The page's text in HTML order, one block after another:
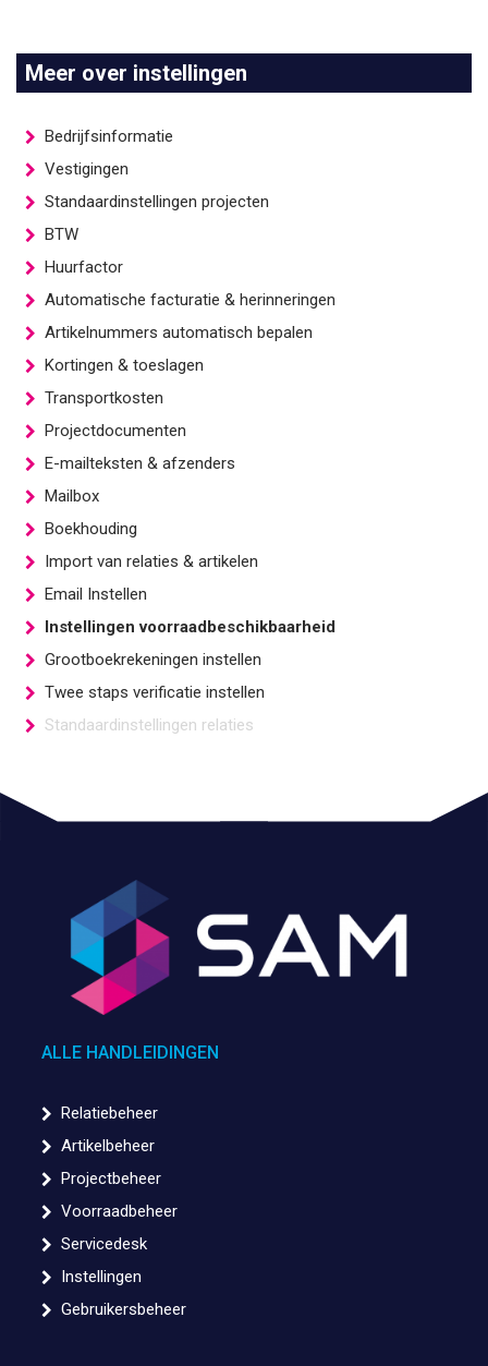
Meer over instellingen
Bedrijfsinformatie
Vestigingen
Standaardinstellingen projecten
BTW
Huurfactor
Automatische facturatie & herinneringen
Artikelnummers automatisch bepalen
Kortingen & toeslagen
Transportkosten
Projectdocumenten
E-mailteksten & afzenders
Mailbox
Boekhouding
Import van relaties & artikelen
Email Instellen
Instellingen voorraadbeschikbaarheid
Grootboekrekeningen instellen
Twee staps verificatie instellen
Standaardinstellingen relaties
ALLE HANDLEIDINGEN
Relatiebeheer
Artikelbeheer
Projectbeheer
Voorraadbeheer
Servicedesk
Instellingen
Gebruikersbeheer